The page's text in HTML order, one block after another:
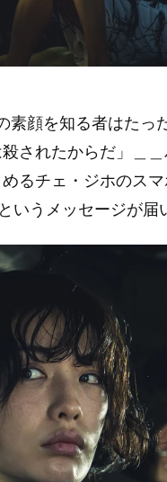
素顔を知る者はた
されたからだ」＿
るチェ・ジホのス
いうメッセージが届